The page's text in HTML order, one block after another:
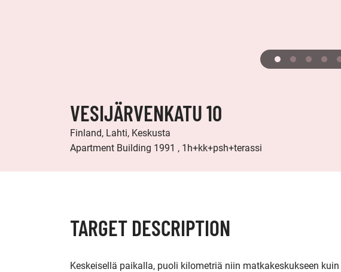
VESIJÄRVENKATU 10
Finland, Lahti, Keskusta
Apartment Building 1991 , 1h+kk+psh+terassi
TARGET DESCRIPTION
Keskeisellä paikalla, puoli kilometriä niin matkakeskukseen